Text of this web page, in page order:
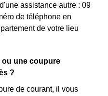
assistance autre : 09
de téléphone en
de votre lieu
ou une coupure
?
de courant, il vous